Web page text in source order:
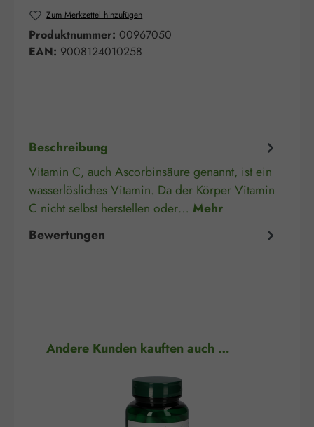
Zum Merkzettel hinzufügen
Produktnummer: 00967050
EAN: 9008124010258
Beschreibung
Vitamin C, auch Ascorbinsäure genannt, ist ein
wasserlösliches Vitamin. Da der Körper Vitamin
C nicht selbst herstellen oder… Mehr
Bewertungen
Produktgalerie überspringen
Andere Kunden kauften auch …